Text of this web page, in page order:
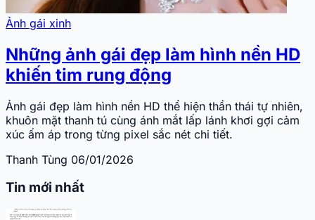
Ảnh gái xinh
Những ảnh gái đẹp làm hình nền HD
khiến tim rung động
Ảnh gái đẹp làm hình nền HD thể hiện thần thái tự nhiên,
khuôn mặt thanh tú cùng ánh mắt lấp lánh khơi gợi cảm
xúc ấm áp trong từng pixel sắc nét chi tiết.
Thanh Tùng 06/01/2026
Tin mới nhất